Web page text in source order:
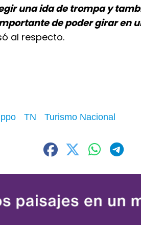
una ida de trompa y
de poder girar en
al respecto.
TN Turismo Nacional